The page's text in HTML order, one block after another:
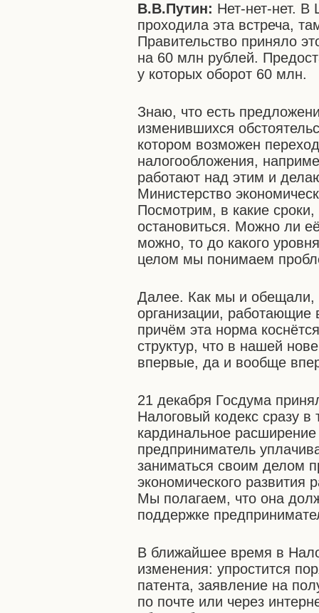
В.В.Путин: Нет-нет-нет. В
проходила эта встреча,
Правительство приняло
на 60 млн рублей.
у которых оборот 60 млн.
Знаю, что есть
изменившихся
котором возможен
налогообложения,
работают над этим и
Министерство
Посмотрим, в какие
остановиться. Можно ли
можно, то до какого
целом мы понимаем
Далее. Как мы и обещали,
организации, работающие
причём эта норма
структур, что в нашей
впервые, да и вообще
21 декабря Госдума
Налоговый кодекс сразу
кардинальное
предприниматель
заниматься своим делом
экономического развития
Мы полагаем, что она
поддержке
В ближайшее время в
изменения: упростится
патента, заявление на
по почте или через